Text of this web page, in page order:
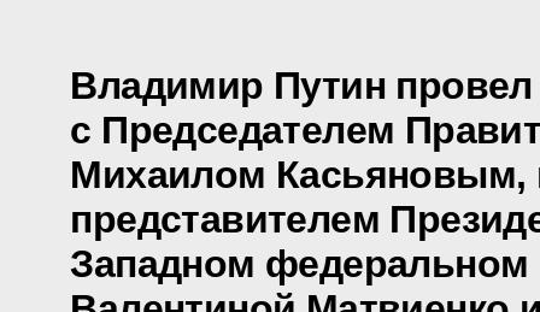
Владимир Путин провел
с Председателем
Михаилом
представителем
Западном федеральном